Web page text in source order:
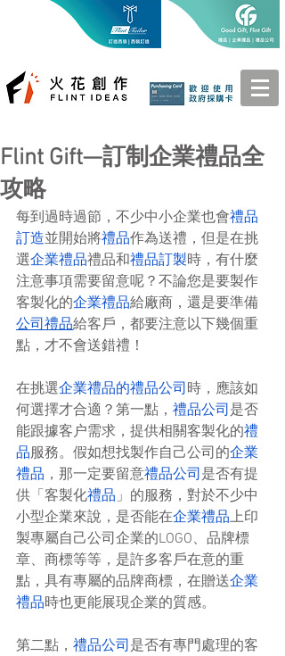
Flint Gift—訂制企業禮品全
攻略
每到過時過節，不少中小企業也會禮品
訂造並開始將禮品作為送禮，但是在挑
選企業禮品禮品和禮品訂製時，有什麼
注意事項需要留意呢？不論您是要製作
客製化的企業禮品給廠商，還是要準備
公司禮品給客戶，都要注意以下幾個重
點，才不會送錯禮！
在挑選企業禮品的禮品公司時，應該如
何選擇才合適？第一點， 禮品公司是否
能跟據客户需求，提供相關客製化的禮
品服務。假如想找製作自己公司的企業
禮品 ，那一定要留意禮品公司是否有提
供「客製化禮品」的服務，對於不少中
小型企業來說，是否能在企業禮品上印
製專屬自己公司企業的LOGO、品牌標
章、商標等等，是許多客戶在意的重
點，具有專屬的品牌商標，在贈送企業
禮品時也更能展現企業的質感。
第二點， 禮品公司是否有專門處理的客